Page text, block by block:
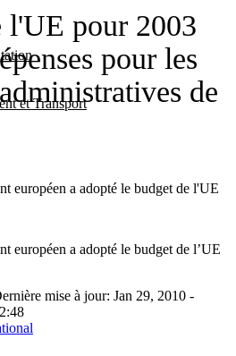
et Transport
l'UE pour 2003
pour les
de
européen a adopté le budget de l'UE
européen a adopté le budget de l’UE
mise à jour: Jan 29, 2010 -